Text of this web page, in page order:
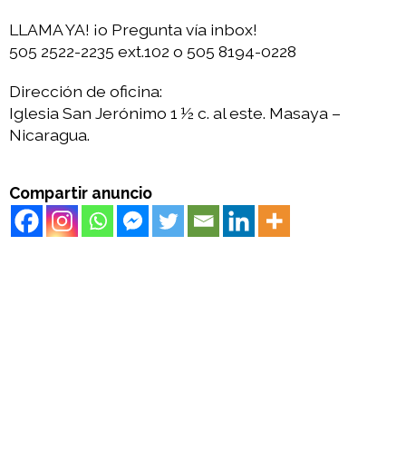
LLAMA YA! ¡o Pregunta vía inbox!
505 2522-2235 ext.102 o 505 8194-0228
Dirección de oficina:
Iglesia San Jerónimo 1 ½ c. al este. Masaya –
Nicaragua.
Compartir anuncio